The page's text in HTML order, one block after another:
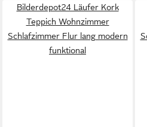
Bilderdepot24 Läufer Kork
Teppich Wohnzimmer
Schlafzimmer Flur lang modern
funktional